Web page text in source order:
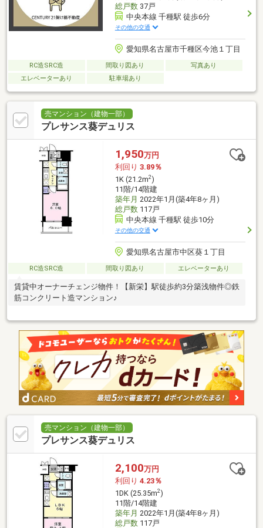
総戸数37戸
中央本線 千種駅 徒歩6分
その他の交通
愛知県名古屋市千種区今池１丁目
RC造SRC造 間取り図あり
写真あり
エレベーターあり
駐車場あり
売マンション（建物一部）
プレサンス葵デュリス
1,950万円
利回り 3.89％
1K (21.2m2)
11階/14階建
築年月 2022年1月(築4年8ヶ月)
総戸数117戸
中央本線 千種駅 徒歩10分
その他の交通
愛知県名古屋市中区葵１丁目
RC造SRC造 間取り図あり エレベーターあり
賃貸中オーナーチェンジ物件！【新栄】駅徒歩約3分築浅物件◎鉄
筋コンクリート造マンション♪
売マンション（建物一部）
プレサンス葵デュリス
2,100万円
利回り 4.23％
1DK (25.35m2)
11階/14階建
築年月 2022年1月(築4年8ヶ月)
総戸数117戸